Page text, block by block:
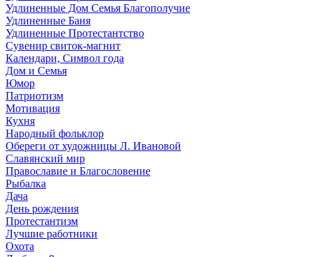
Удлиненные Дом Семья Благополучие
Удлиненные Баня
Удлиненные Протестантство
Сувенир свиток-магнит
Календари, Символ года
Дом и Семья
Юмор
Патриотизм
Мотивация
Кухня
Народный фольклор
Обереги от художницы Л. Ивановой
Славянский мир
Православие и Благословение
Рыбалка
Дача
День рождения
Протестантизм
Лучшие работники
Охота